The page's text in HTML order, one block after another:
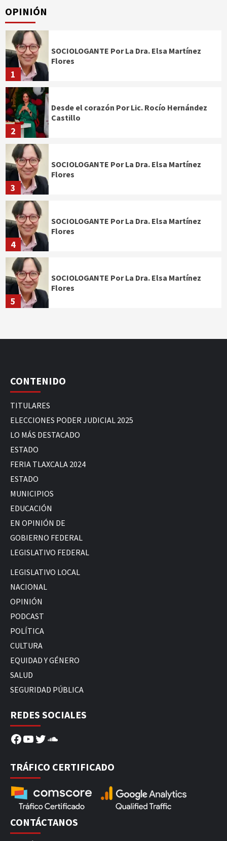
OPINIÓN
1
SOCIOLOGANTE Por La Dra. Elsa Martínez
Flores
2
Desde el corazón Por Lic. Rocío Hernández
Castillo
3
SOCIOLOGANTE Por La Dra. Elsa Martínez
Flores
4
SOCIOLOGANTE Por La Dra. Elsa Martínez
Flores
5
SOCIOLOGANTE Por La Dra. Elsa Martínez
Flores
CONTENIDO
TITULARES
ELECCIONES PODER JUDICIAL 2025
LO MÁS DESTACADO
ESTADO
FERIA TLAXCALA 2024
ESTADO
MUNICIPIOS
EDUCACIÓN
EN OPINIÓN DE
GOBIERNO FEDERAL
LEGISLATIVO FEDERAL
LEGISLATIVO LOCAL
NACIONAL
OPINIÓN
PODCAST
POLÍTICA
CULTURA
EQUIDAD Y GÉNERO
SALUD
SEGURIDAD PÚBLICA
REDES SOCIALES
Facebook
YouTube
Twitter
SoundCloud
TRÁFICO CERTIFICADO
CONTÁCTANOS